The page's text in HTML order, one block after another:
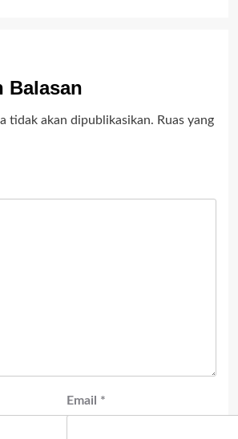
Balasan
tidak akan dipublikasikan. Ruas yang
Email *